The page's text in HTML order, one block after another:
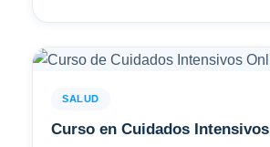
SALUD
Curso en Cuidados Intensivos